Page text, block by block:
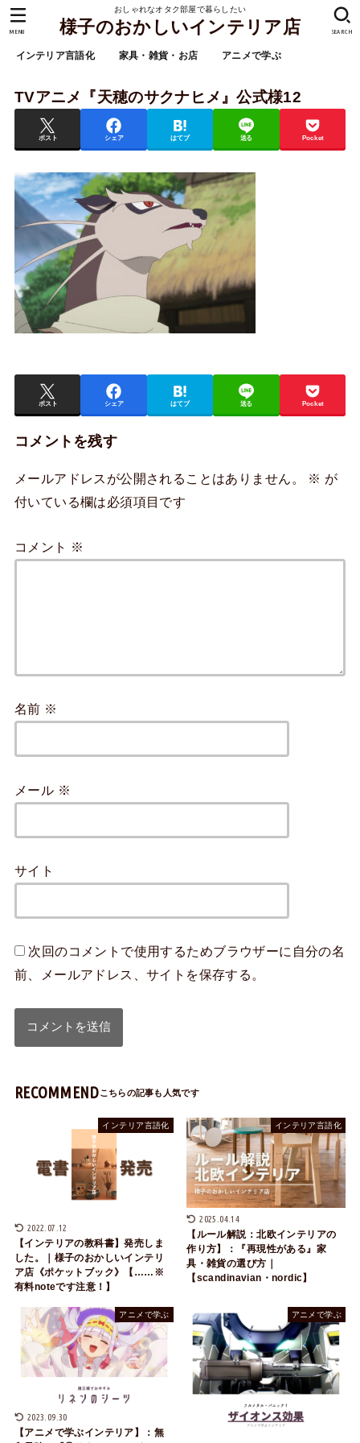
おしゃれなオタク部屋で暮らしたい
様子のおかしいインテリア店
インテリア言語化 家具・雑貨・お店 アニメで学ぶ
SEARCH
MENU
TVアニメ『天穂のサクナヒメ』公式様12
ポスト シェア はてブ 送る Pocket
ポスト シェア はてブ 送る Pocket
コメントを残す
メールアドレスが公開されることはありません。 ※ が
付いている欄は必須項目です
コメント ※
名前 ※
メール ※
サイト
次回のコメントで使用するためブラウザーに自分の名
前、メールアドレス、サイトを保存する。
RECOMMEND
インテリア言語化
2022.07.12
【インテリアの教科書】発売しま
した。｜様子のおかしいインテリ
ア店《ポケットブック》【……※
有料noteです注意！】
インテリア言語化
2025.04.14
【ルール解説：北欧インテリアの
作り方】：『再現性がある』家
具・雑貨の選び方｜
【scandinavian・nordic】
アニメで学ぶ
2023.09.30
【アニメで学ぶインテリア】：無
アニメで学ぶ